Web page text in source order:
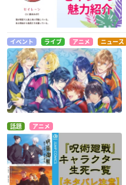
イベント ライブ アニメ ニュース
話題 アニメ